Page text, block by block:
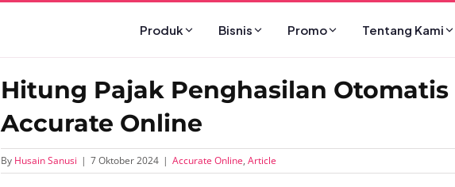
Produk Bisnis Promo Tentang Kami
Hitung Pajak Penghasilan Otomatis
Accurate Online
By Husain Sanusi | 7 Oktober 2024 | Accurate Online, Article